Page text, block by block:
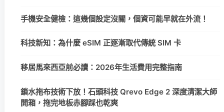
手機安全健檢：這幾個設定沒關，個資可能早就在外流！
科技新知：為什麼 eSIM 正逐漸取代傳統 SIM 卡
移居馬來西亞前必讀：2026年生活費用完整指南
鎖水拖布技術下放！石頭科技 Qrevo Edge 2 深度清潔大師
開箱，拖完地板赤腳踩也乾爽